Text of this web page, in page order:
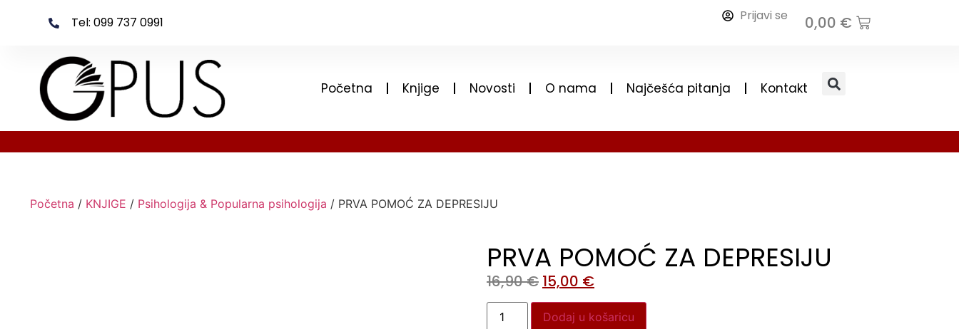
Tel: 099 737 0991 Prijavi se 0,00 €
Početna Knjige Novosti O nama Najčešća pitanja Kontakt
Početna / KNJIGE / Psihologija & Popularna psihologija / PRVA POMOĆ ZA DEPRESIJU
PRVA POMOĆ ZA DEPRESIJU
16,90€ 15,00 €
Dodaj u košaricu